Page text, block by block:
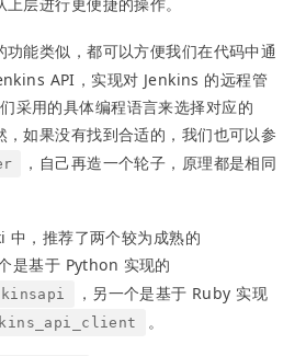
功能类似，都可以方便我们在代码中通
API，实现对 Jenkins 的远程管
采用的具体编程语言来选择对应的
，如果没有找到合适的，我们也可以参
，自己再造一个轮子，原理都是相同
，推荐了两个较为成熟的
是基于 Python 实现的
，另一个是基于 Ruby 实现
。